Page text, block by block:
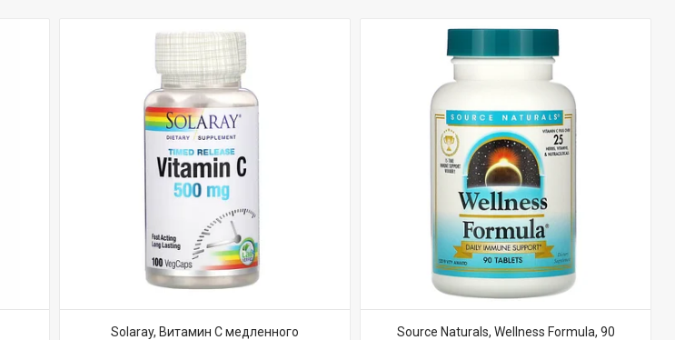
Solaray, Витамин C медленного
Source Naturals, Wellness Formula, 90